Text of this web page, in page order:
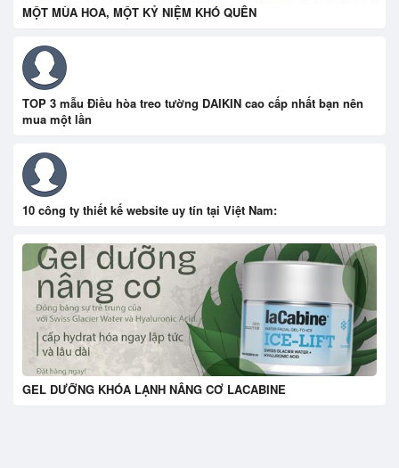
MỘT MÙA HOA, MỘT KỶ NIỆM KHÓ QUÊN
TOP 3 mẫu Điều hòa treo tường DAIKIN cao cấp nhất bạn nên
mua một lần
10 công ty thiết kế website uy tín tại Việt Nam:
GEL DƯỠNG KHÓA LẠNH NÂNG CƠ LACABINE